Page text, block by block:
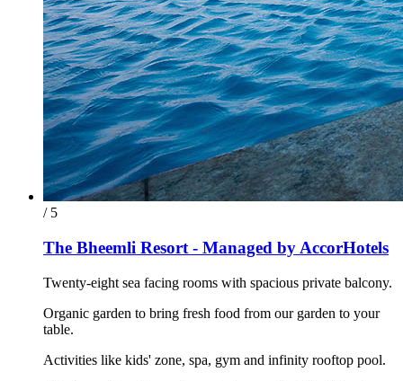
/ 5
The Bheemli Resort - Managed by AccorHotels
Twenty-eight sea facing rooms with spacious private balcony.
Organic garden to bring fresh food from our garden to your
table.
Activities like kids' zone, spa, gym and infinity rooftop pool.